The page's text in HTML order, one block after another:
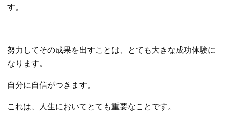
す。
努力してその成果を出すことは、とても大きな成功体験に
なります。
自分に自信がつきます。
これは、人生においてとても重要なことです。